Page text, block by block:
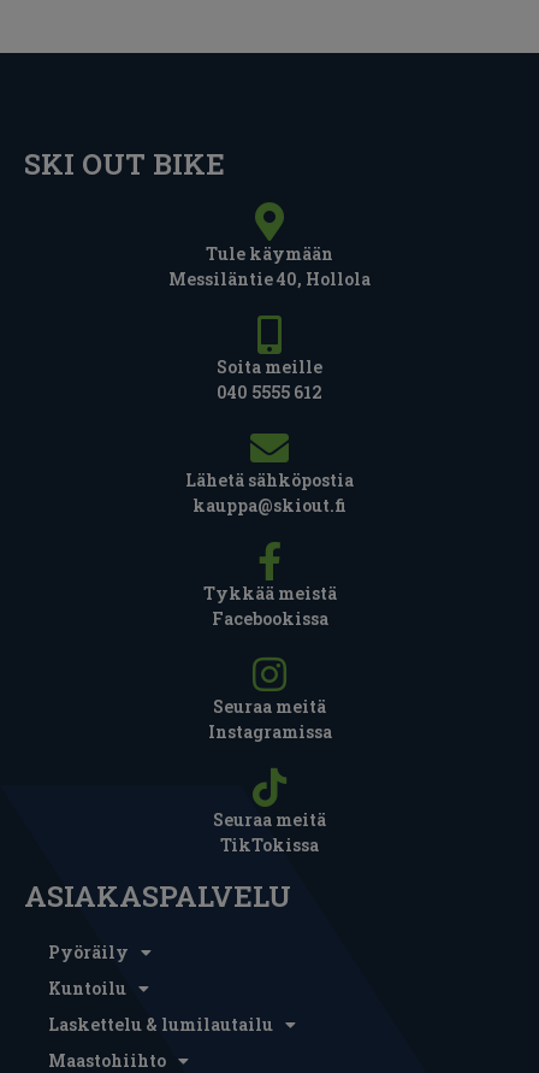
SKI OUT BIKE
Tule käymään
Messiläntie 40, Hollola
Soita meille
040 5555 612
Lähetä sähköpostia
kauppa@skiout.fi
Tykkää meistä
Facebookissa
Seuraa meitä
Instagramissa
Seuraa meitä
TikTokissa
ASIAKASPALVELU
Pyöräily
Kuntoilu
Laskettelu & lumilautailu
Maastohiihto